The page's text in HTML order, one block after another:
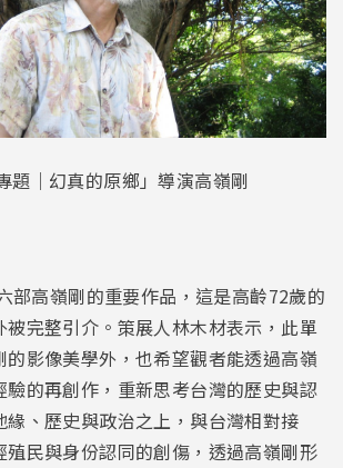
題｜幻真的原鄉」導演高嶺剛
部高嶺剛的重要作品，這是高齡72歲的
完整引介。策展人林木材表示，此單
的影像美學外，也希望觀者能透過高嶺
驗的再創作，重新思考台灣的歷史與認
緣、歷史與政治之上，與台灣相對接
殖民與身份認同的創傷，透過高嶺剛形